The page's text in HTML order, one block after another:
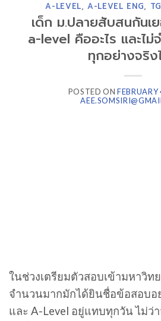
A-LEVEL,A-LEVEL ENG,
เด็ก ม.ปลายสับสนกัน
a-level คืออะไร และไ
ทุกอย่างจริง
POSTED ONFEBRUARY
ในช่วงเตรียมตัวสอบเข้ามหาวิท
จำนวนมากมักได้ยินชื่อข้อสอบอย่
และ A-Level อยู่แทบทุกวัน ไม่ว่า